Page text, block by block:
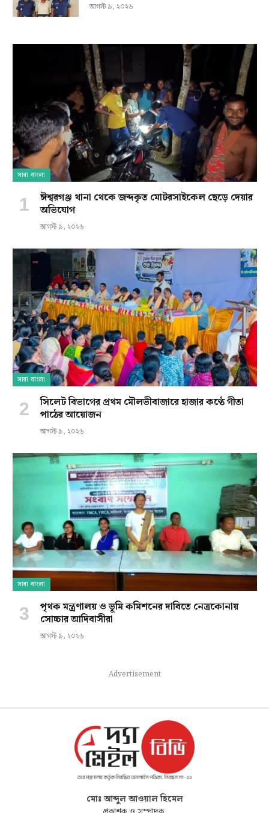
আগস্ট ৯, ২০২৬
সারা বাংলা
ঈশ্বরগঞ্জ থানা থেকে জব্দকৃত মোটরসাইকেল ছেড়ে দেয়ার
অভিযোগ
আগস্ট ৯, ২০২৬
সারা বাংলা
সিলেট বিভাগের প্রথম মৌলভীবাজারে হাজার কণ্ঠে গীতা
পাঠের আয়োজন
আগস্ট ৯, ২০২৬
সারা বাংলা
পৃথক মন্ত্রণালয় ও ভূমি কমিশনের দাবিতে নেত্রকোনায়
সোচ্চার আদিবাসীরা
আগস্ট ৯, ২০২৬
Advertisement
মোঃ আব্দুল আওয়াল হিমেল